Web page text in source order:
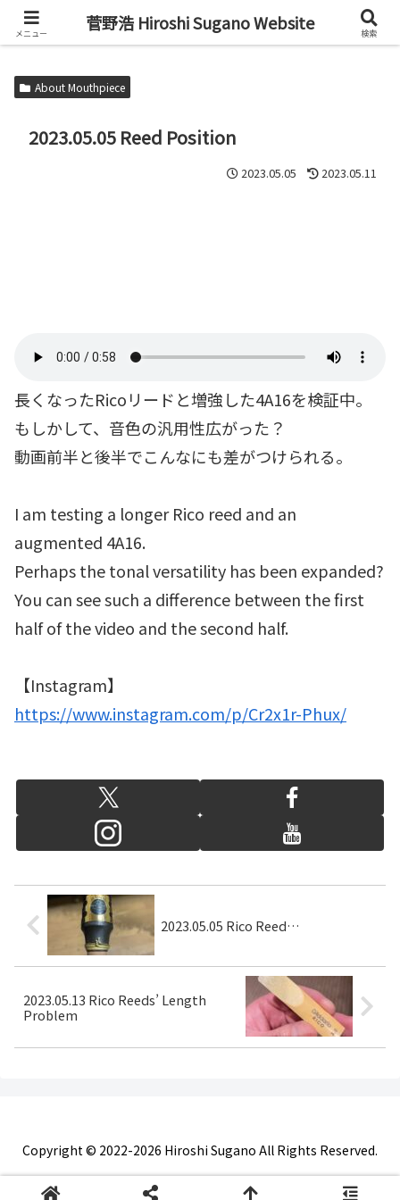
Alto Saxophone & Chromatic Harmonica Player
About Mouthpiece
2023.05.05 Reed Position
2023.05.05 2023.05.11
長くなったRicoリードと増強した4A16を検証中。
もしかして、音色の汎用性広がった？
動画前半と後半でこんなにも差がつけられる。
I am testing a longer Rico reed and an
augmented 4A16.
Perhaps the tonal versatility has been expanded?
You can see such a difference between the first
half of the video and the second half.
【Instagram】
https://www.instagram.com/p/Cr2x1r-Phux/
2023.05.05 Rico Reed…
2023.05.13 Rico Reeds’ Length
Problem
Copyright © 2022-2026 Hiroshi Sugano All Rights Reserved.
メニュー 菅野浩 Hiroshi Sugano Website 検索